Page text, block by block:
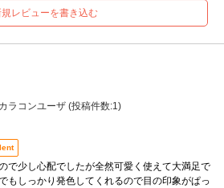
規レビューを書き込む
ラコンユーザ (投稿件数:1)
で少し心配でしたが全然可愛く使えて大満足で
もしっかり発色してくれるので目の印象がぱっ